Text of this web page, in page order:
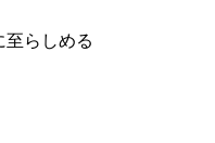
至らしめる